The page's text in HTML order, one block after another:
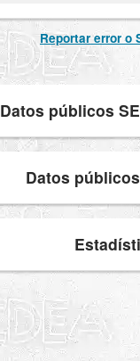
Reportar error o
Datos públicos
Datos